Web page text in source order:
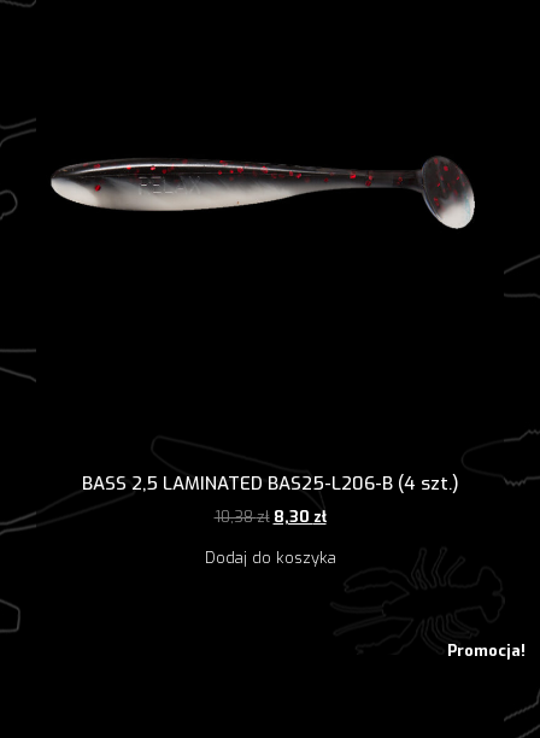
BASS 2,5 LAMINATED BAS25-L206-B (4 szt.)
10,38zł Pierwotna
wynosiła:
8,30 złAktualna
wynosi:
Dodaj do koszyka
Promocja!